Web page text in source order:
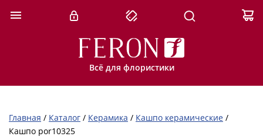
Всё для флористики
Главная / Каталог / Керамика / Кашпо керамические /
Кашпо por10325